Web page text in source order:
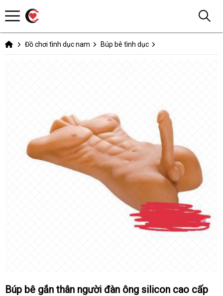
Đồ chơi tình dục nam Búp bê tình dục
Búp bê gắn thân người đàn ông silicon cao cấp